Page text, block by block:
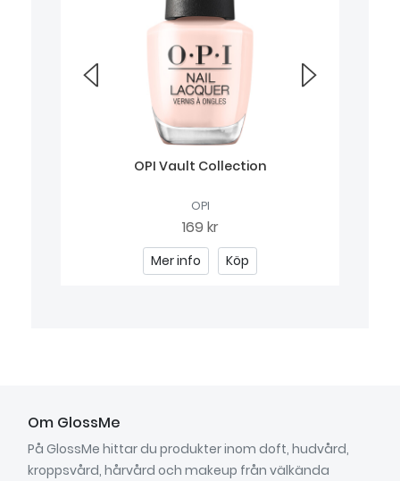
OPI Vault Collection
OPI
169 kr
Mer info Köp
Om GlossMe
På GlossMe hittar du produkter inom doft, hudvård,
kroppsvård, hårvård och makeup från välkända